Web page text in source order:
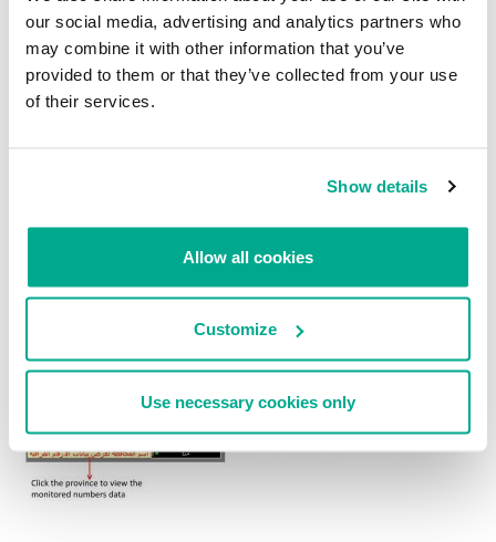
our social media, advertising and analytics partners who
may combine it with other information that you’ve
provided to them or that they’ve collected from your use
of their services.
Show details
Allow all cookies
Customize
Use necessary cookies only